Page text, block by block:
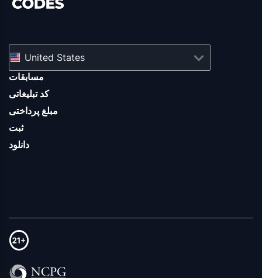
United States
مسابقات
کد تبلیغاتی
مبلغ پرداختی
ثبت
دانلود